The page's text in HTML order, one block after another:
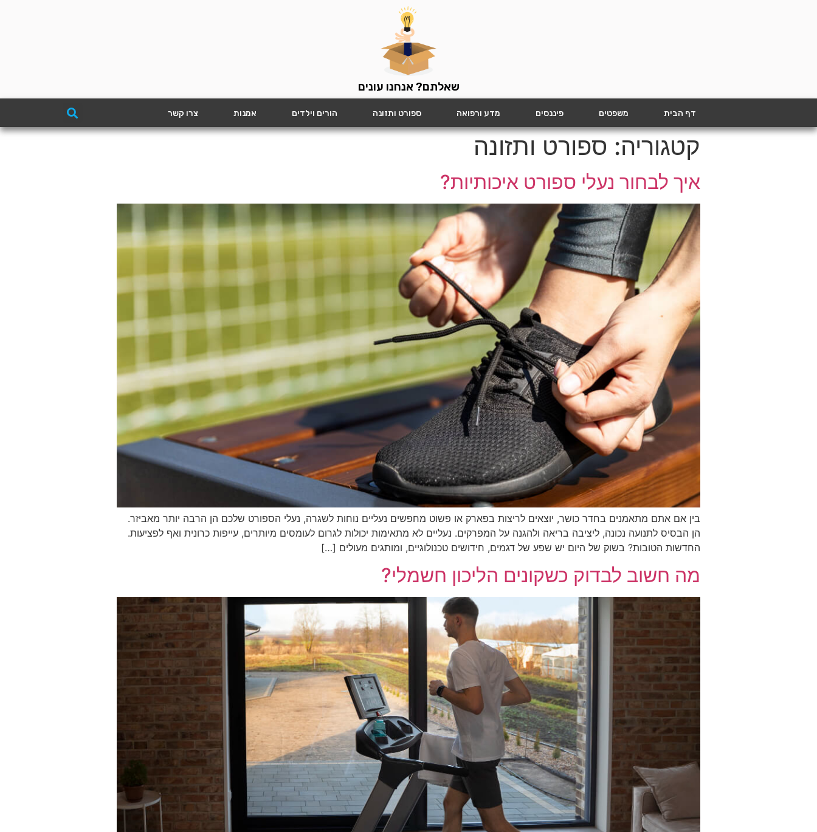
שאלתם? אנחנו עונים
דף הבית משפטים פיננסים מדע ורפואה ספורט ותזונה הורים וילדים אמנות צרו קשר
קטגוריה: ספורט ותזונה
איך לבחור נעלי ספורט איכותיות?
בין אם אתם מתאמנים בחדר כושר, יוצאים לריצות בפארק או פשוט מחפשים נעליים נוחות לשגרה, נעלי הספורט שלכם הן הרבה יותר מאביזר.
הן הבסיס לתנועה נכונה, ליציבה בריאה ולהגנה על המפרקים. נעליים לא מתאימות יכולות לגרום לעומסים מיותרים, עייפות כרונית ואף לפציעות.
החדשות הטובות? בשוק של היום יש שפע של דגמים, חידושים טכנולוגיים, ומותגים מעולים […]
מה חשוב לבדוק כשקונים הליכון חשמלי?